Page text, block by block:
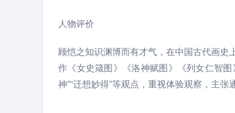
人物评价
顾恺之知识渊博而有才气，在中国古代画
作《女史箴图》《洛神赋图》《列女仁智
神”“迁想妙得”等观点，重视体验观察，主张